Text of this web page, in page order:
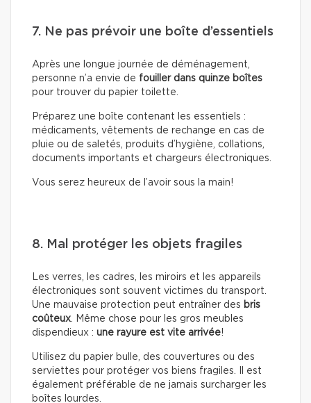
7. Ne pas prévoir une boîte d’essentiels
Après une longue journée de déménagement,
personne n’a envie de fouiller dans quinze boîtes
pour trouver du papier toilette.
Préparez une boîte contenant les essentiels :
médicaments, vêtements de rechange en cas de
pluie ou de saletés, produits d’hygiène, collations,
documents importants et chargeurs électroniques.
Vous serez heureux de l’avoir sous la main!
8. Mal protéger les objets fragiles
Les verres, les cadres, les miroirs et les appareils
électroniques sont souvent victimes du transport.
Une mauvaise protection peut entraîner des bris
coûteux. Même chose pour les gros meubles
dispendieux : une rayure est vite arrivée!
Utilisez du papier bulle, des couvertures ou des
serviettes pour protéger vos biens fragiles. Il est
également préférable de ne jamais surcharger les
boîtes lourdes.